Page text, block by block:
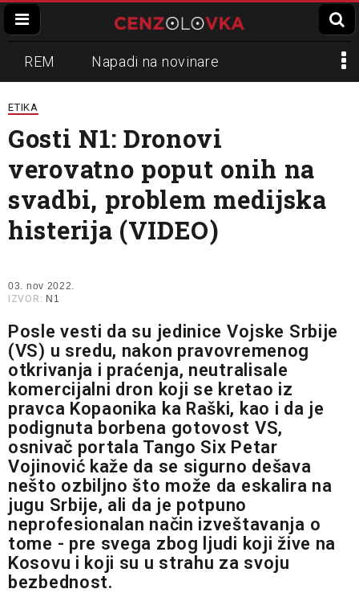
REM Napadi na novinare
Zvučni top
Propaganda Lokalni mediji
Informer Slavko Ćuruvija
ETIKA
Gosti N1: Dronovi
verovatno poput onih na
svadbi, problem medijska
histerija (VIDEO)
03. nov 2022.
IZVOR: N1
Posle vesti da su jedinice Vojske Srbije
(VS) u sredu, nakon pravovremenog
otkrivanja i praćenja, neutralisale
komercijalni dron koji se kretao iz
pravca Kopaonika ka Raški, kao i da je
podignuta borbena gotovost VS,
osnivač portala Tango Six Petar
Vojinović kaže da se sigurno dešava
nešto ozbiljno što može da eskalira na
jugu Srbije, ali da je potpuno
neprofesionalan način izveštavanja o
tome - pre svega zbog ljudi koji žive na
Kosovu i koji su u strahu za svoju
bezbednost.